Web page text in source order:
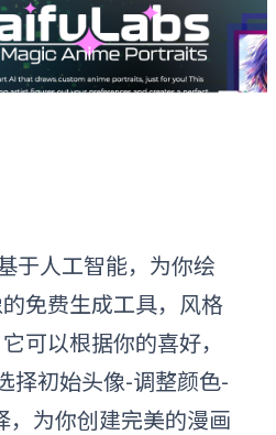
于人工智能，为你绘
免费生成工具，风格
可以根据你的喜好，
择初始头像-调整颜色-
，为你创建完美的漫画